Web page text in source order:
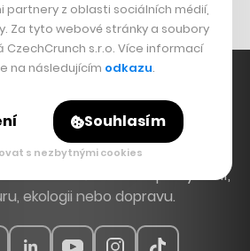
Věnujeme se tématům, která
světem, od byznysu a startupů
a vzdělávání až po bydlení,
ekologii nebo dopravu.
partnery z oblasti sociálních médií,
Za tyto webové stránky a soubory
CzechCrunch s.r.o. Více informací
na následujícím odkazu.
Souhlasím
s nezbytnými cookies